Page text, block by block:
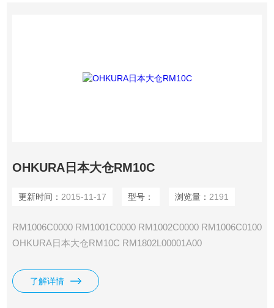
OHKURA日本大仓RM10C
更新时间： 2015-11-17 型号： 浏览量： 2191
RM1006C0000 RM1001C0000 RM1002C0000 RM1006C0100
OHKURA日本大仓RM10C RM1802L00001A00
RM1806L00001A00 RM1824L00001A00 RM1830L00001A00
RM10L RM18L
了解详情